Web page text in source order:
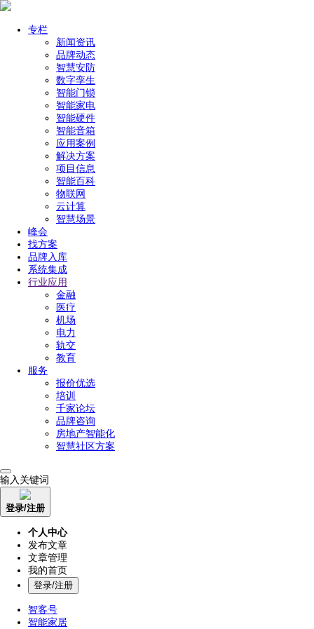
专栏
新闻资讯
品牌动态
智慧安防
数字孪生
智能门锁
智能家电
智能硬件
智能音箱
应用案例
解决方案
项目信息
智能百科
物联网
云计算
智慧场景
峰会
找方案
品牌入库
系统集成
行业应用
金融
医疗
机场
电力
轨交
教育
服务
报价优选
培训
千家论坛
品牌咨询
房地产智能化
智慧社区方案
输入关键词
登录/注册
个人中心
发布文章
文章管理
我的首页
登录/注册
智客号
智能家居